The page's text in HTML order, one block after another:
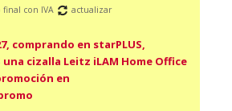
final con IVA actualizar
comprando en starPLUS,
una cizalla Leitz iLAM Home Office
en